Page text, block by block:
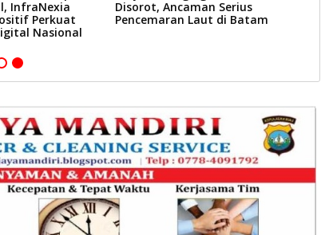
InfraNexia
Perkuat
Nasional
Disorot, Ancaman Serius
Pencemaran Laut di Batam